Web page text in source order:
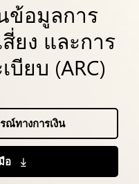
ข้อมูลการ
ยง และการ
ยบ (ARC)
ณ์ทางการเงิน
อ